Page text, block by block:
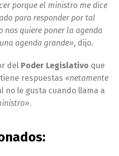
porque el ministro me dice
para responder por tal
nos quiere poner la agenda
agenda grande», dijo.
del Poder Legislativo que
respuestas «netamente
no le gusta cuando llama a
.